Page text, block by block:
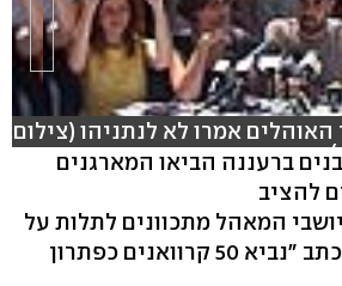
אמרו לא לנתניהו (צילום:
ברעננה הביאו המארגנים
להציב
המאהל מתכוונים לתלות על
המאהל שלט שבו ייכתב "נביא 50 קרוואנים כפתרון